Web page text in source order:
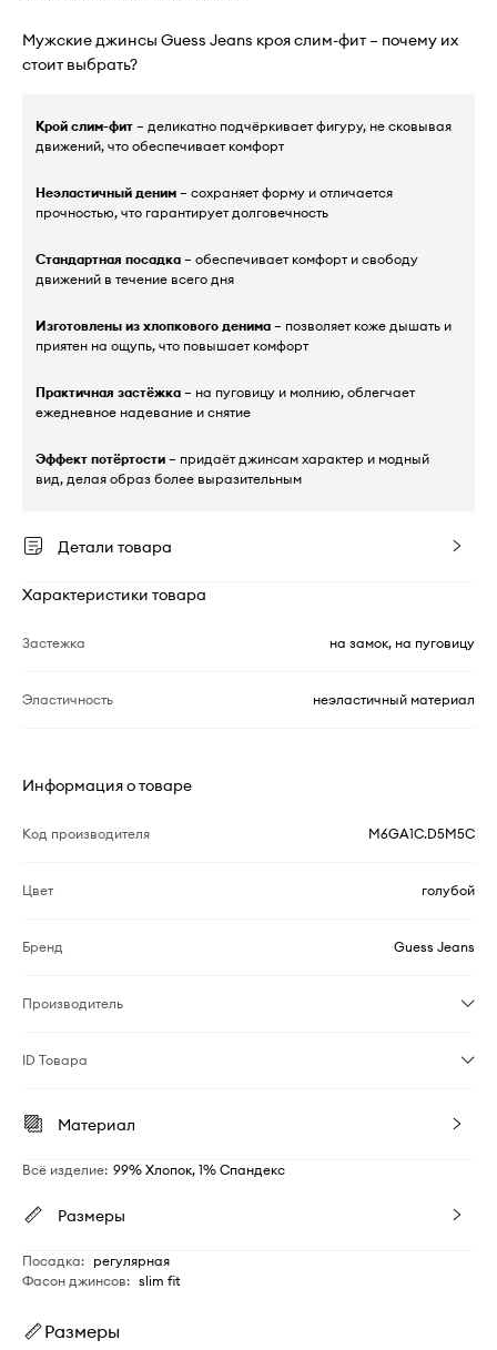
Мужские джинсы Guess Jeans кроя слим-фит – почему их
стоит выбрать?
Крой слим-фит – деликатно подчёркивает фигуру, не сковывая
движений, что обеспечивает комфорт
Неэластичный деним – сохраняет форму и отличается
прочностью, что гарантирует долговечность
Стандартная посадка – обеспечивает комфорт и свободу
движений в течение всего дня
Изготовлены из хлопкового денима – позволяет коже дышать и
приятен на ощупь, что повышает комфорт
Практичная застёжка – на пуговицу и молнию, облегчает
ежедневное надевание и снятие
Эффект потёртости – придаёт джинсам характер и модный
вид, делая образ более выразительным
Детали товара
Характеристики товара
Застежка на замок, на пуговицу
Эластичность неэластичный материал
Информация о товаре
Код производителя M6GA1C.D5M5C
Цвет голубой
Бренд Guess Jeans
Производитель
ID Товара
Материал
Всё изделие: 99% Хлопок, 1% Спандекс
Размеры
Посадка: регулярная
Фасон джинсов: slim fit
Размеры